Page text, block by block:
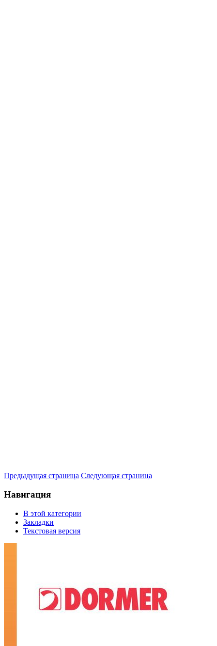
Предыдущая страница Следующая страница
Навигация
В этой категории
Закладки
Текстовая версия